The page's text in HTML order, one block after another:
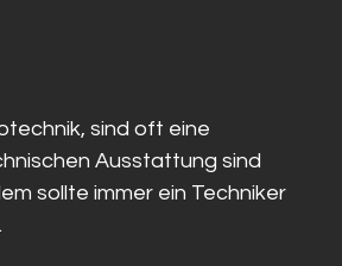
sind oft eine
Ausstattung sind
sollte immer ein Techniker